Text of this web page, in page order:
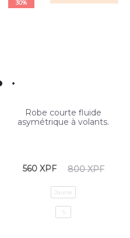
30%
Robe courte fluide
asymétrique à volants.
800XPF
560 XPF
Jaune
S